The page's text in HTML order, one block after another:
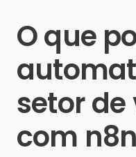
O que
setor
com n8n